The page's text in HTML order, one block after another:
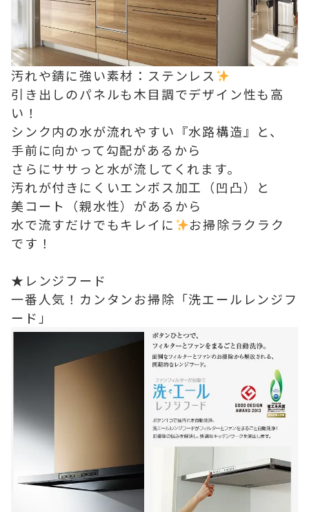
汚れや錆に強い素材：ステンレス
引き出しのパネルも木目調でデザイン性も高
い！
シンク内の水が流れやすい『水路構造』と、
手前に向かって勾配があるから
さらにササっと水が流してくれます。
汚れが付きにくいエンボス加工（凹凸）と
美コート（親水性）があるから
水で流すだけでもキレイに
お掃除ラクラク
です！
★レンジフード
一番人気！カンタンお掃除「洗エールレンジフ
ード」